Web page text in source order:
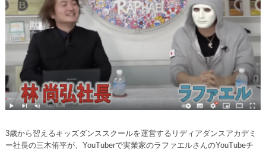
3歳から習えるキッズダンススクールを運営するリディアダンスアカデミ
ー社長の三木侑平が、YouTuberで実業家のラファエルさんのYouTubeチ